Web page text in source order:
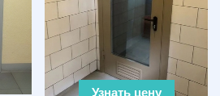
Узнать цену